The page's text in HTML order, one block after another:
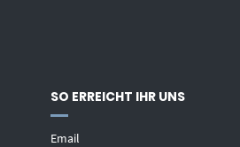
SO ERREICHT IHR UNS
Email